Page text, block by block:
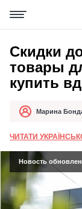
Скидки
товары
купить
АвторМарина
Дата публикации
ЧИТАТИ
Новость